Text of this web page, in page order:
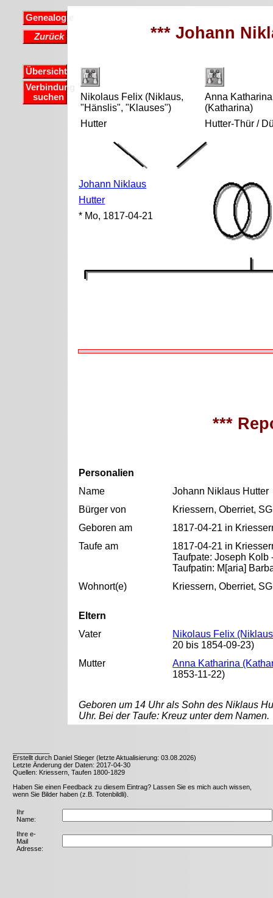
Genealogie
Zurück
Übersicht
Verbindung
suchen
*** Johann
Nikolaus Felix (Niklaus,
"Hänslis", "Klauses")
Hutter
Anna Katharina
(Katharina)
Hutter-Thür /
Johann Niklaus
Hutter
* Mo, 1817-04-21
***
Personalien
Name
Johann Niklaus Hutter
Bürger von
Kriessern, Oberriet, SG
Geboren am
1817-04-21 in
Taufe am
1817-04-21 in
Taufpate: Joseph Kolb
Taufpatin: M[aria]
Wohnort(e)
Kriessern, Oberriet,
Eltern
Vater
Nikolaus Felix
20 bis 1854-09-23)
Mutter
Anna Katharina
1853-11-22)
Geboren um 14 Uhr als Sohn des Niklaus
Uhr. Bei der Taufe: Kreuz unter dem Namen.
Erstellt durch Daniel Stieger (letzte Aktualisierung: 03.08.2026)
Letzte Änderung der Daten: 2017-04-30
Quellen: Kriessern, Taufen 1800-1829
Haben Sie einen Feedback zu diesem Eintrag? Lassen Sie es mich auch wissen,
wenn Sie Bilder haben (z.B. Totenbildli).
Ihr
Name:
Ihre e-
Mail
Adresse: